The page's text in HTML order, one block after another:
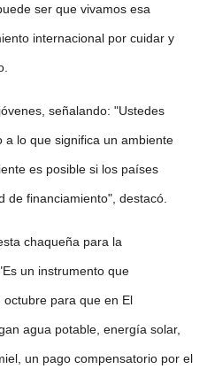
ser que vivamos esa
internacional por cuidar y
señalando: "Ustedes
lo que significa un ambiente
es posible si los países
de financiamiento", destacó.
chaqueña para la
un instrumento que
para que en El
agua potable, energía solar,
un pago compensatorio por el